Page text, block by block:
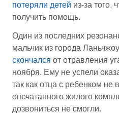
потеряли детей из-за того,
получить помощь.
Один из последних
мальчик из города
скончался от отравления
ноября. Ему не успели
так как отца с ребенком не
опечатанного жилого
дозвониться не смогли.